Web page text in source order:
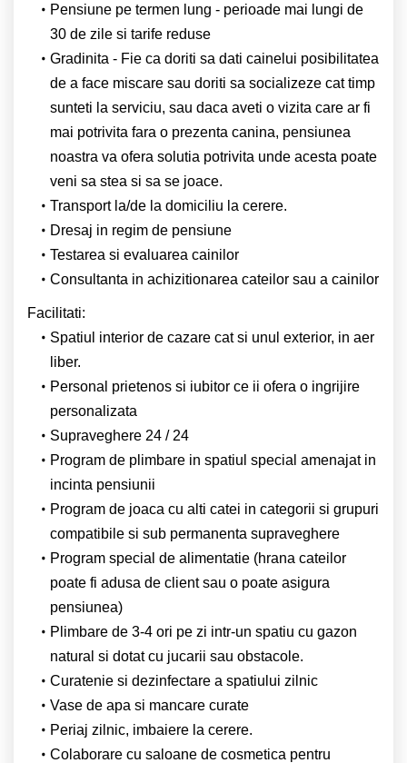
Pensiune pe termen lung - perioade mai lungi de
30 de zile si tarife reduse
Gradinita - Fie ca doriti sa dati cainelui posibilitatea
de a face miscare sau doriti sa socializeze cat timp
sunteti la serviciu, sau daca aveti o vizita care ar fi
mai potrivita fara o prezenta canina, pensiunea
noastra va ofera solutia potrivita unde acesta poate
veni sa stea si sa se joace.
Transport la/de la domiciliu la cerere.
Dresaj in regim de pensiune
Testarea si evaluarea cainilor
Consultanta in achizitionarea cateilor sau a cainilor
Facilitati:
Spatiul interior de cazare cat si unul exterior, in aer
liber.
Personal prietenos si iubitor ce ii ofera o ingrijire
personalizata
Supraveghere 24 / 24
Program de plimbare in spatiul special amenajat in
incinta pensiunii
Program de joaca cu alti catei in categorii si grupuri
compatibile si sub permanenta supraveghere
Program special de alimentatie (hrana cateilor
poate fi adusa de client sau o poate asigura
pensiunea)
Plimbare de 3-4 ori pe zi intr-un spatiu cu gazon
natural si dotat cu jucarii sau obstacole.
Curatenie si dezinfectare a spatiului zilnic
Vase de apa si mancare curate
Periaj zilnic, imbaiere la cerere.
Colaborare cu saloane de cosmetica pentru